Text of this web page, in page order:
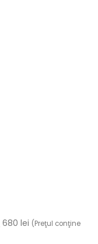
680 lei (Preţul conţine